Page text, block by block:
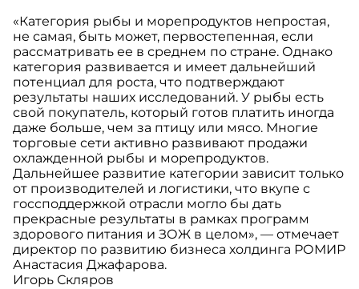
«Категория рыбы и морепродуктов непростая,
не самая, быть может, первостепенная, если
рассматривать ее в среднем по стране. Однако
категория развивается и имеет дальнейший
потенциал для роста, что подтверждают
результаты наших исследований. У рыбы есть
свой покупатель, который готов платить иногда
даже больше, чем за птицу или мясо. Многие
торговые сети активно развивают продажи
охлажденной рыбы и морепродуктов.
Дальнейшее развитие категории зависит только
от производителей и логистики, что вкупе с
госсподдержкой отрасли могло бы дать
прекрасные результаты в рамках программ
здорового питания и ЗОЖ в целом», — отмечает
директор по развитию бизнеса холдинга РОМИР
Анастасия Джафарова.
Игорь Скляров